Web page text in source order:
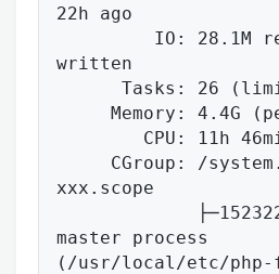
22h ago
written
xxx.scope
master process
(/usr/local/etc/php-